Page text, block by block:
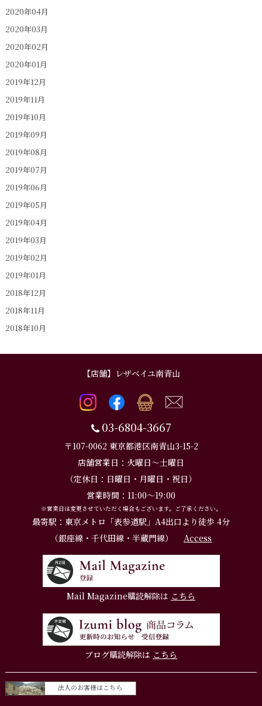
2020年04月
2020年03月
2020年02月
2020年01月
2019年12月
2019年11月
2019年10月
2019年09月
2019年08月
2019年07月
2019年06月
2019年05月
2019年04月
2019年03月
2019年02月
2019年01月
2018年12月
2018年11月
2018年10月
【店舗】レザベイユ南青山
03-6804-3667
〒107-0062 東京都港区南青山3-15-2
店舗営業日：火曜日～土曜日
（定休日：日曜日・月曜日・祝日）
営業時間：11:00～19:00
※営業日は変更させていただく場合もございます。ご了承ください。
最寄駅：東京メトロ「表参道駅」A4出口より徒歩 4分
（銀座線・千代田線・半蔵門線）
Access
Mail Magazine購読解除は こちら
ブログ購読解除は こちら
法人のお客様はこちら